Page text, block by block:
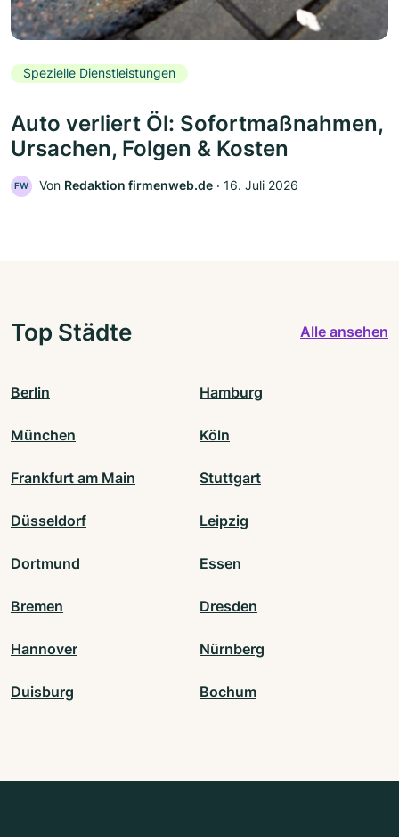
Spezielle Dienstleistungen
Auto verliert Öl: Sofortmaßnahmen,
Ursachen, Folgen & Kosten
FW Von Redaktion firmenweb.de ‧ 16. Juli 2026
Top Städte Alle ansehen
Berlin Hamburg
München Köln
Frankfurt am Main Stuttgart
Düsseldorf Leipzig
Dortmund Essen
Bremen Dresden
Hannover Nürnberg
Duisburg Bochum